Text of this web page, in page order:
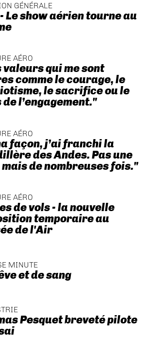
GÉNÉRALE
- Le show aérien tourne au
AÉRO
valeurs qui me sont
comme le courage, le
le sacrifice ou le
de l’engagement."
AÉRO
façon, j’ai franchi la
des Andes. Pas une
de nombreuses fois."
AÉRO
de vols - la nouvelle
temporaire au
de l'Air
MINUTE
et de sang
Pesquet breveté pilote